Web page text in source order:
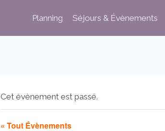
Planning Séjours & Évènements
Cet évènement est passé.
« Tout Évènements